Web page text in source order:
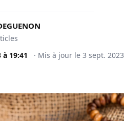
à 19:41 · Mis à jour le 3 sept. 2023